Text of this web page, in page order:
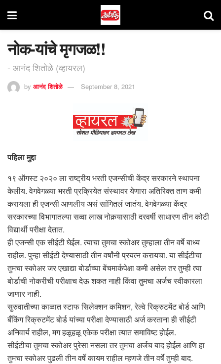
नोक-यांचे मृगजळ!!
- आनंद शितोळे (व्हायरल)
by आनंद शितोळे September 8, 2021
पहिला मुद्दा
१९ ऑगस्ट २०२० ला राष्ट्रीय भरती एजन्सीची केंद्र सरकारने स्थापना
केलीय. वेगवेगळ्या भरती प्रक्रियेत संस्थावर येणारा अतिरिक्त ताण कमी
करायला ही एजन्सी आणलीय असं सांगितलं जातंय. वेगवेगळ्या केंद्र
सरकारच्या विभागातल्या सव्वा लाख नोकर्‍यासाठी दरवर्षी साधारण तीन कोटी
विद्यार्थी परीक्षा देतात.
ही एजन्सी एक सीईटी घेईल. त्याचा तुमचा स्कोअर तुम्हाला तीन वर्षे बाध्य
राहील. पुन्हा सीईटी देण्यासाठी तीन वर्षांनी प्रयत्न करायचा. या सीईटीचा
तुमचा स्कोअर जर एखाद्या बोर्डाच्या बेंचमार्कपेक्षा कमी असेल तर तुम्ही त्या
बोर्डाची नोकरीची परीक्षाच देऊ शकत नाही किंवा तुमचा अर्जच स्वीकारला
जाणार नाही.
सुरुवातीच्या काळात स्टाफ सिलेक्शन कमिशन, रेल्वे रिक्रुटमेंट बोर्ड आणि
बँकिंग रिक्रुटमेंट बोर्ड यांच्या परीक्षा देण्यासाठी अर्ज करताना ही सीईटी
अनिवार्य राहील, मग हळूहळू एकेक परीक्षा त्यात समाविष्ट होईल.
सीईटीचा तुमचा स्कोअर पुरेसा नसला तर तुमचा अर्जच बाद होईल आणि हा
तुमचा स्कोअर पुढली तीन वर्षे कायम राहील म्हणजे तीन वर्षे तुम्ही बाद.